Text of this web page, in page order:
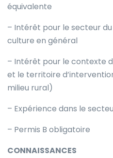
équivalente
– Intérêt pour le secteur
culture en général
– Intérêt pour le contexte
et le territoire
milieu rural)
– Expérience dans le
– Permis B obligatoire
CONNAISSANCES